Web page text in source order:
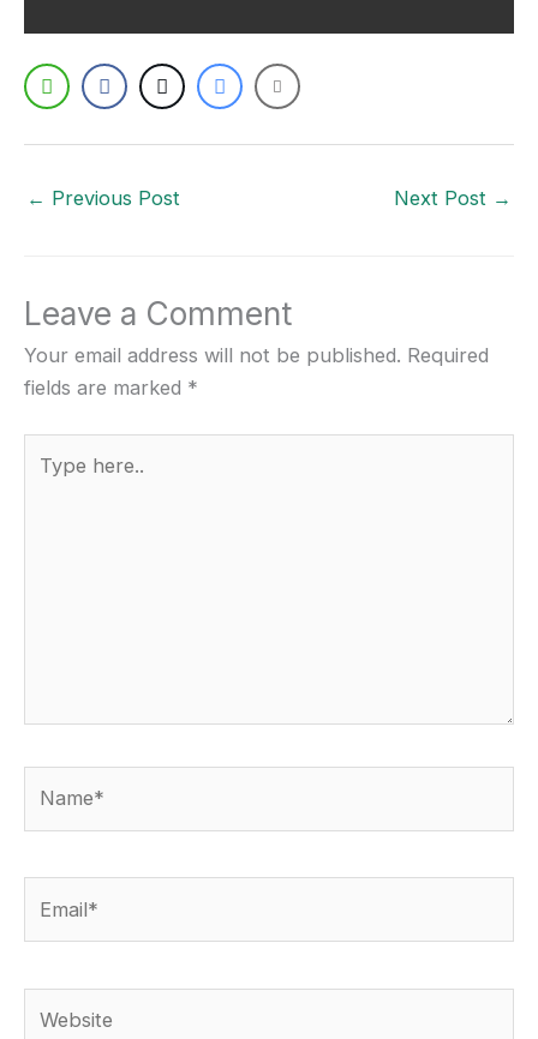
← Previous Post Next Post →
Leave a Comment
Your email address will not be published. Required
fields are marked *
here..